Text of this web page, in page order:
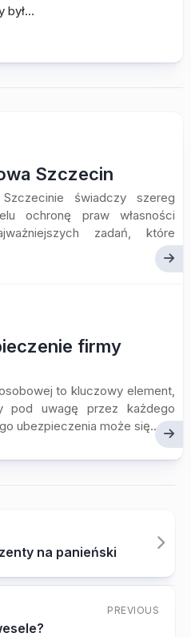
był…
Szczecin
świadczy szereg
ochronę praw własności
zadań, które
firmy
to kluczowy element,
pod uwagę przez każdego
ubezpieczenia może się...
na panieński
PREVIOUS